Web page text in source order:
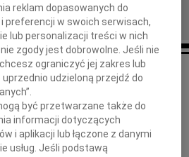
Markowi Kiersnowskiemu
wyrazy szczerego żalu
reklam dopasowanych do
preferencji w swoich serwisach,
lub personalizacji treści w nich
zgody jest dobrowolne. Jeśli nie
ograniczyć jej zakres lub
udzieloną przejdź do
być przetwarzane także do
informacji dotyczących
i aplikacji lub łączone z danymi
usług. Jeśli podstawą